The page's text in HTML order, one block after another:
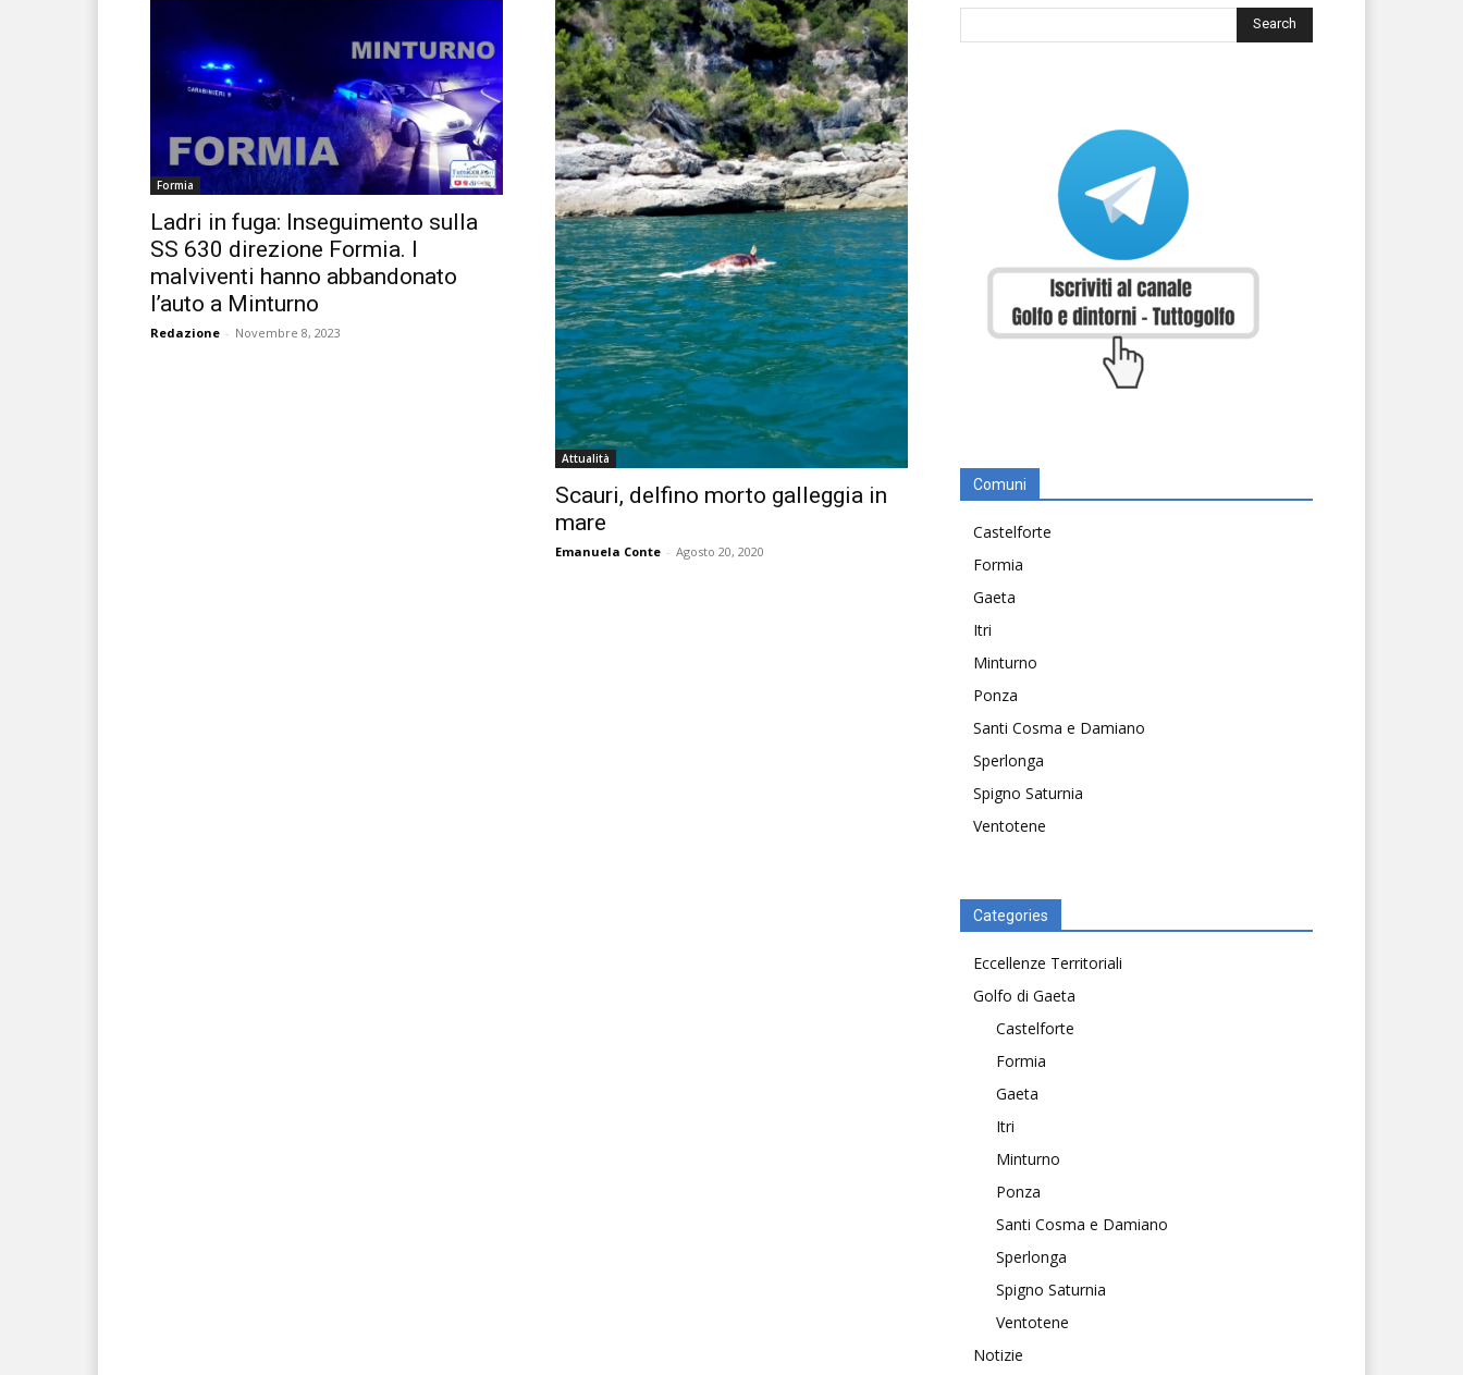
Formia
Ladri in fuga: Inseguimento sulla
SS 630 direzione Formia. I
malviventi hanno abbandonato
l’auto a Minturno
Redazione - Novembre 8, 2023
Attualità
Scauri, delfino morto galleggia in
mare
Emanuela Conte - Agosto 20, 2020
Comuni
Castelforte
Formia
Gaeta
Itri
Minturno
Ponza
Santi Cosma e Damiano
Sperlonga
Spigno Saturnia
Ventotene
Categories
Eccellenze Territoriali
Golfo di Gaeta
Castelforte
Formia
Gaeta
Itri
Minturno
Ponza
Santi Cosma e Damiano
Sperlonga
Spigno Saturnia
Ventotene
Notizie